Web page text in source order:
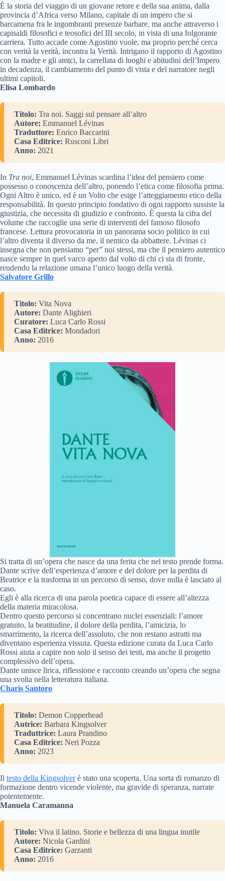
È la storia del viaggio di un giovane retore e della sua anima, dalla
provincia d’Africa verso Milano, capitale di un impero che si
barcamena fra le ingombranti presenze barbare, ma anche attraverso i
capisaldi filosofici e teosofici del III secolo, in vista di una folgorante
carriera. Tutto accade come Agostino vuole, ma proprio perché cerca
con verità la verità, incontra la Verità. Intrigano il rapporto di Agostino
con la madre e gli amici, la carrellata di luoghi e abitudini dell’Impero
in decadenza, il cambiamento del punto di vista e del narratore negli
ultimi capitoli.
Elisa Lombardo
Titolo: Tra noi. Saggi sul pensare all’altro
Autore: Emmanuel Lévinas
Traduttore: Enrico Baccarini
Casa Editrice: Rusconi Libri
Anno: 2021
In Tra noi, Emmanuel Lévinas scardina l’idea del pensiero come
possesso o conoscenza dell’altro, ponendo l’etica come filosofia prima.
Ogni Altro è unico, ed è un Volto che esige l’atteggiamento etico della
responsabilità. In questo principio fondativo di ogni rapporto sussiste la
giustizia, che necessita di giudizio e confronto. È questa la cifra del
volume che raccoglie una serie di interventi del famoso filosofo
francese. Lettura provocatoria in un panorama socio politico in cui
l’altro diventa il diverso da me, il nemico da abbattere. Lévinas ci
insegna che non pensiamo “per” noi stessi, ma che il pensiero autentico
nasce sempre in quel varco aperto dal volto di chi ci sta di fronte,
rendendo la relazione umana l’unico luogo della verità.
Salvatore Grillo
Titolo: Vita Nova
Autore: Dante Alighieri
Curatore: Luca Carlo Rossi
Casa Editrice: Mondadori
Anno: 2016
Si tratta di un’opera che nasce da una ferita che nel testo prende forma.
Dante scrive dell’esperienza d’amore e del dolore per la perdita di
Beatrice e la trasforma in un percorso di senso, dove nulla è lasciato al
caso.
Egli è alla ricerca di una parola poetica capace di essere all’altezza
della materia miracolosa.
Dentro questo percorso si concentrano nuclei essenziali: l’amore
gratuito, la beatitudine, il dolore della perdita, l’amicizia, lo
smarrimento, la ricerca dell’assoluto, che non restano astratti ma
diventano esperienza vissuta. Questa edizione curata da Luca Carlo
Rossi aiuta a capire non solo il senso dei testi, ma anche il progetto
complessivo dell’opera.
Dante unisce lirica, riflessione e racconto creando un’opera che segna
una svolta nella letteratura italiana.
Charis Santoro
Titolo: Demon Copperhead
Autrice: Barbara Kingsolver
Traduttrice: Laura Prandino
Casa Editrice: Neri Pozza
Anno: 2023
Il testo della Kingsolverè stato una scoperta. Una sorta di romanzo di
formazione dentro vicende violente, ma gravide di speranza, narrate
potentemente.
Manuela Caramanna
Titolo: Viva il latino. Storie e bellezza di una lingua inutile
Autore: Nicola Gardini
Casa Editrice: Garzanti
Anno: 2016